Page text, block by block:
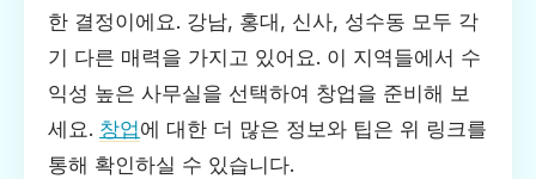
한 결정이에요. 강남, 홍대, 신사, 성수동 모두 각
기 다른 매력을 가지고 있어요. 이 지역들에서 수
익성 높은 사무실을 선택하여 창업을 준비해 보
세요. 창업에 대한 더 많은 정보와 팁은 위 링크를
통해 확인하실 수 있습니다.